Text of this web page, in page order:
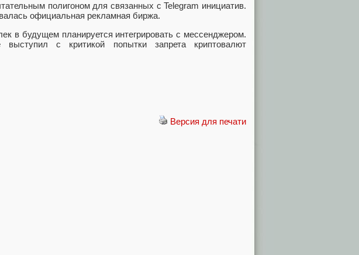
полигоном для связанных с Telegram инициатив.
официальная рекламная биржа.
в будущем планируется интегрировать с мессенджером.
с критикой попытки запрета криптовалют
Версия для печати